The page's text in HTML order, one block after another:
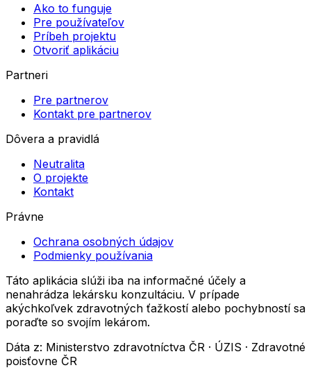
Ako to funguje
Pre používateľov
Príbeh projektu
Otvoriť aplikáciu
Partneri
Pre partnerov
Kontakt pre partnerov
Dôvera a pravidlá
Neutralita
O projekte
Kontakt
Právne
Ochrana osobných údajov
Podmienky používania
Táto aplikácia slúži iba na informačné účely a
nenahrádza lekársku konzultáciu. V prípade
akýchkoľvek zdravotných ťažkostí alebo pochybností sa
poraďte so svojím lekárom.
Dáta z: Ministerstvo zdravotníctva ČR · ÚZIS · Zdravotné
poisťovne ČR